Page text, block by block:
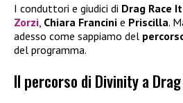
I conduttori e giudici di Drag Race
Zorzi Chiara Francini e Priscilla.
adesso come sappiamo del
del programma.
Il percorso di Divinity a